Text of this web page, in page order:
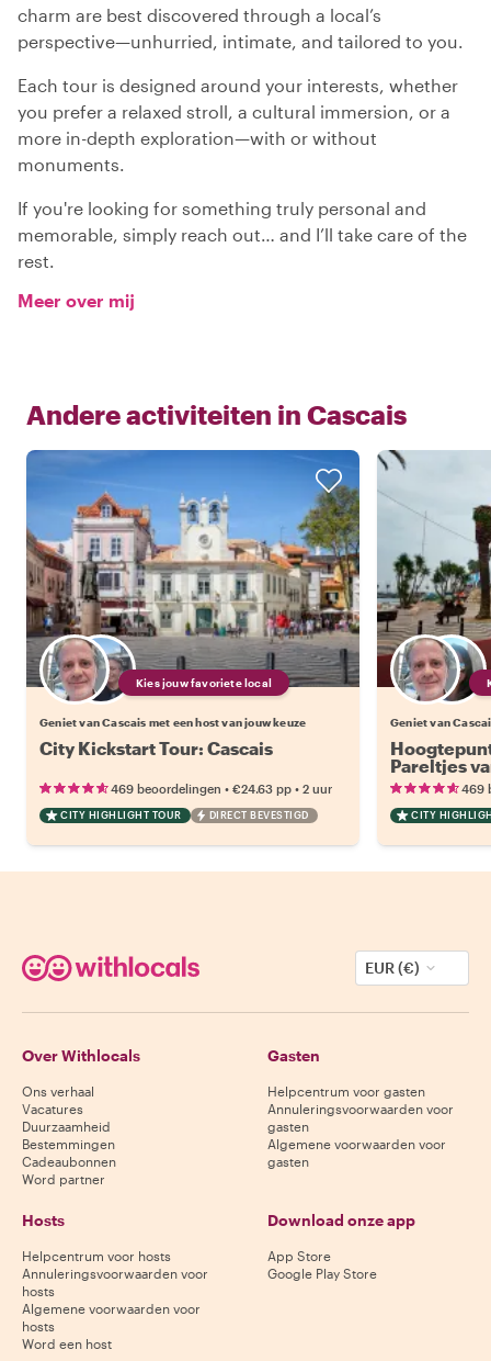
charm are best discovered through a local’s
perspective—unhurried, intimate, and tailored to you.
Each tour is designed around your interests, whether
you prefer a relaxed stroll, a cultural immersion, or a
more in-depth exploration—with or without
monuments.
If you're looking for something truly personal and
memorable, simply reach out… and I’ll take care of the
rest.
Meer over mij
Andere activiteiten in Cascais
Kies jouw favoriete local
Geniet van Cascais met een host van jouw keuze
City Kickstart Tour: Cascais
469 beoordelingen • €24.63 pp • 2 uur
CITY HIGHLIGHT TOUR DIRECT BEVESTIGD
Geniet van
Pareltjes
469
CITY
EUR (€)
Over Withlocals
Ons verhaal
Vacatures
Duurzaamheid
Bestemmingen
Cadeaubonnen
Word partner
Gasten
Helpcentrum voor gasten
Annuleringsvoorwaarden voor
gasten
Algemene voorwaarden voor
gasten
Hosts
Helpcentrum voor hosts
Annuleringsvoorwaarden voor
hosts
Algemene voorwaarden voor
hosts
Word een host
Download onze app
App Store
Google Play Store